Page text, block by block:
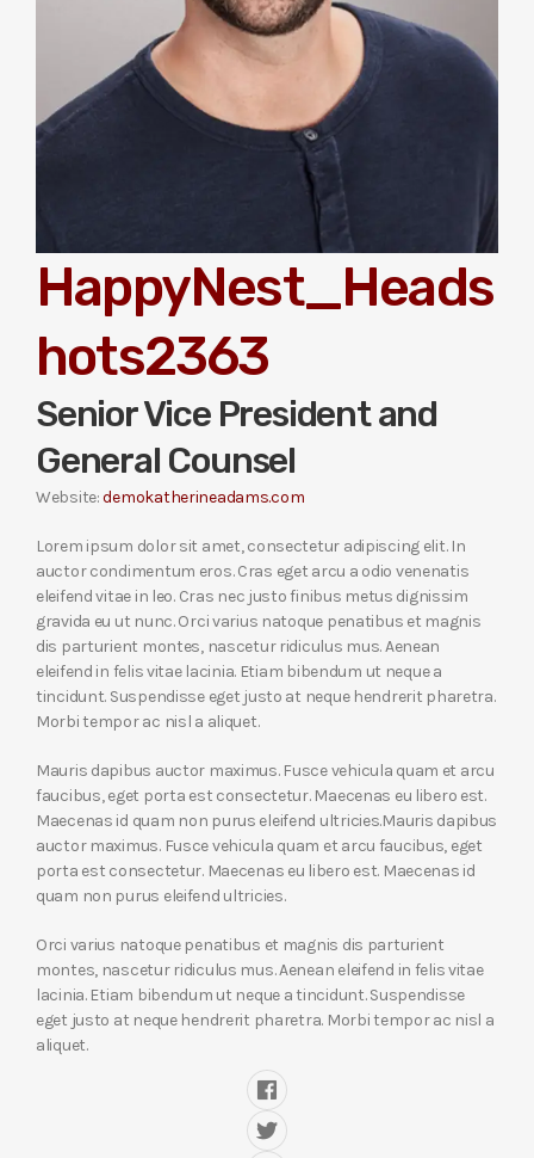
HappyNest_Heads
hots2363
Senior Vice President and
General Counsel
Website:demokatherineadams.com
Lorem ipsum dolor sit amet, consectetur adipiscing elit. In
auctor condimentum eros. Cras eget arcu a odio venenatis
eleifend vitae in leo. Cras nec justo finibus metus dignissim
gravida eu ut nunc. Orci varius natoque penatibus et magnis
dis parturient montes, nascetur ridiculus mus. Aenean
eleifend in felis vitae lacinia. Etiam bibendum ut neque a
tincidunt. Suspendisse eget justo at neque hendrerit pharetra.
Morbi tempor ac nisl a aliquet.
Mauris dapibus auctor maximus. Fusce vehicula quam et arcu
faucibus, eget porta est consectetur. Maecenas eu libero est.
Maecenas id quam non purus eleifend ultricies.Mauris dapibus
auctor maximus. Fusce vehicula quam et arcu faucibus, eget
porta est consectetur. Maecenas eu libero est. Maecenas id
quam non purus eleifend ultricies.
Orci varius natoque penatibus et magnis dis parturient
montes, nascetur ridiculus mus. Aenean eleifend in felis vitae
lacinia. Etiam bibendum ut neque a tincidunt. Suspendisse
eget justo at neque hendrerit pharetra. Morbi tempor ac nisl a
aliquet.